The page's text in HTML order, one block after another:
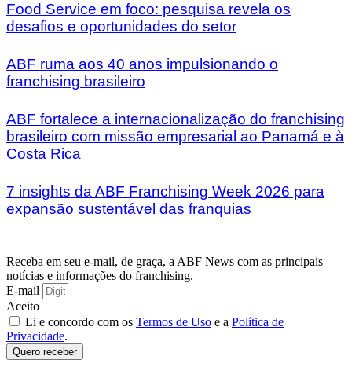
Food Service em foco: pesquisa revela os
desafios e oportunidades do setor
ABF ruma aos 40 anos impulsionando o
franchising brasileiro
ABF fortalece a internacionalização do franchising
brasileiro com missão empresarial ao Panamá e à
Costa Rica
7 insights da ABF Franchising Week 2026 para
expansão sustentável das franquias
Receba em seu e-mail, de graça, a ABF News com as principais
notícias e informações do franchising.
E-mail
Aceito
Li e concordo com os Termos de Uso e a Política de
Privacidade.
Quero receber